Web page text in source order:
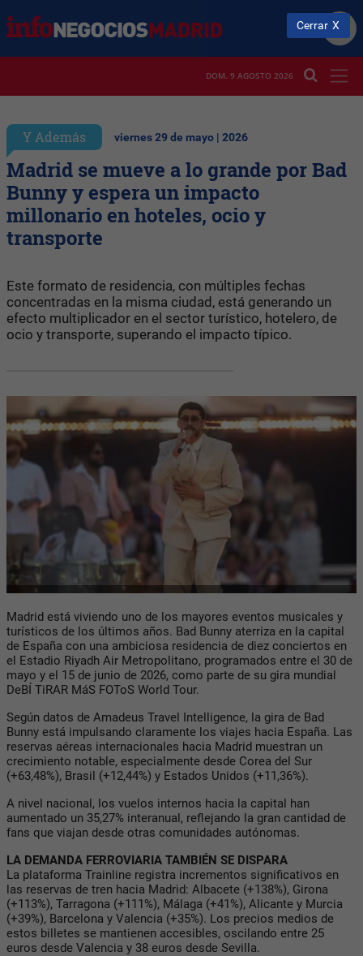
DOM. 9 AGOSTO 2026
Y Además viernes 29 de mayo | 2026
Madrid se mueve a lo grande por Bad
Bunny y espera un impacto
millonario en hoteles, ocio y
transporte
Este formato de residencia, con múltiples fechas
concentradas en la misma ciudad, está generando un
efecto multiplicador en el sector turístico, hotelero, de
ocio y transporte, superando el impacto típico.
Madrid está viviendo uno de los mayores eventos musicales y
turísticos de los últimos años. Bad Bunny aterriza en la capital
de España con una ambiciosa residencia de diez conciertos en
el Estadio Riyadh Air Metropolitano, programados entre el 30 de
mayo y el 15 de junio de 2026, como parte de su gira mundial
DeBÍ TiRAR MáS FOToS World Tour.
Según datos de Amadeus Travel Intelligence, la gira de Bad
Bunny está impulsando claramente los viajes hacia España. Las
reservas aéreas internacionales hacia Madrid muestran un
crecimiento notable, especialmente desde Corea del Sur
(+63,48%), Brasil (+12,44%) y Estados Unidos (+11,36%).
A nivel nacional, los vuelos internos hacia la capital han
aumentado un 35,27% interanual, reflejando la gran cantidad de
fans que viajan desde otras comunidades autónomas.
LA DEMANDA FERROVIARIA TAMBIÉN SE DISPARA
La plataforma Trainline registra incrementos significativos en
las reservas de tren hacia Madrid: Albacete (+138%), Girona
(+113%), Tarragona (+111%), Málaga (+41%), Alicante y Murcia
(+39%), Barcelona y Valencia (+35%). Los precios medios de
estos billetes se mantienen accesibles, oscilando entre 25
euros desde Valencia y 38 euros desde Sevilla.
Cerrar